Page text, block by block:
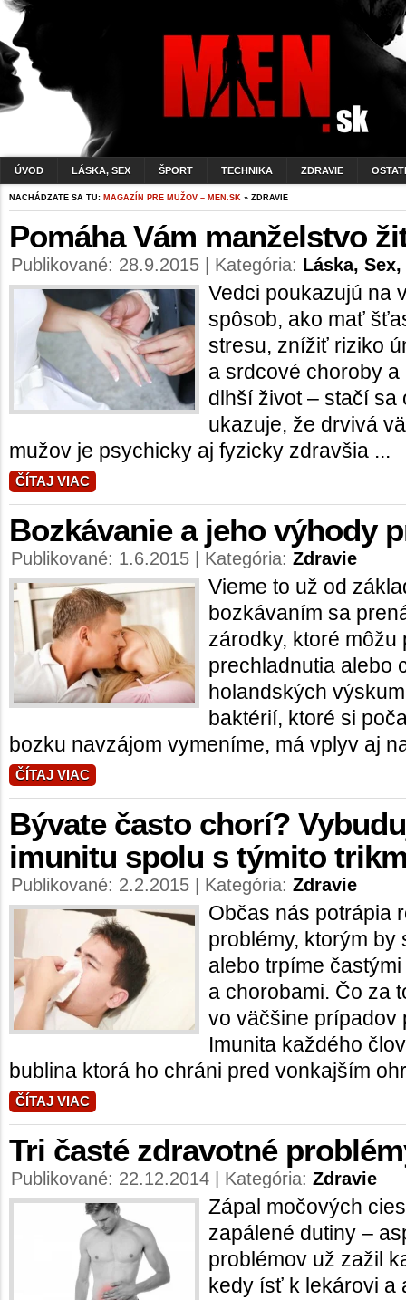
ÚVOD LÁSKA, SEX ŠPORT TECHNIKA ZDRAVIE
NACHÁDZATE SA TU: MAGAZÍN PRE MUŽOV – MEN.SK » ZDRAVIE
Pomáha Vám manželstvo
Publikované: 28.9.2015 | Kategória: Láska,
Vedci poukazujú na
spôsob, ako mať
stresu, znížiť riziko
a srdcové choroby
dlhší život – stačí sa
ukazuje, že drvivá
mužov je psychicky aj fyzicky zdravšia ...
ČÍTAJ VIAC
Bozkávanie a jeho výhody
Publikované: 1.6.2015 | Kategória: Zdravie
Vieme to už od
bozkávaním sa
zárodky, ktoré môžu
prechladnutia alebo
holandských
baktérií, ktoré si
bozku navzájom vymeníme, má vplyv aj
ČÍTAJ VIAC
Bývate často chorí?
imunitu spolu s týmito
Publikované: 2.2.2015 | Kategória: Zdravie
Občas nás potrápia
problémy, ktorým
alebo trpíme
a chorobami. Čo za
vo väčšine prípadov
Imunita každého
bublina ktorá ho chráni pred vonkajším
ČÍTAJ VIAC
Tri časté zdravotné
Publikované: 22.12.2014 | Kategória: Zdravie
Zápal močových
zapálené dutiny –
problémov už zažil
kedy ísť k lekárovi a